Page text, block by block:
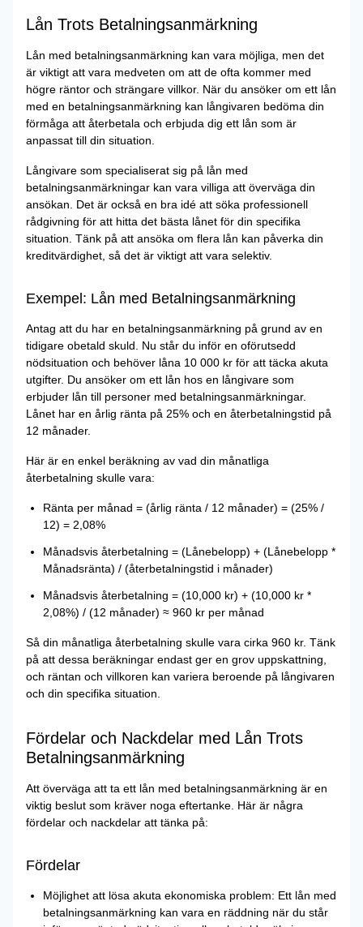
Lån Trots Betalningsanmärkning
Lån med betalningsanmärkning kan vara möjliga, men det
är viktigt att vara medveten om att de ofta kommer med
högre räntor och strängare villkor. När du ansöker om ett lån
med en betalningsanmärkning kan långivaren bedöma din
förmåga att återbetala och erbjuda dig ett lån som är
anpassat till din situation.
Långivare som specialiserat sig på lån med
betalningsanmärkningar kan vara villiga att överväga din
ansökan. Det är också en bra idé att söka professionell
rådgivning för att hitta det bästa lånet för din specifika
situation. Tänk på att ansöka om flera lån kan påverka din
kreditvärdighet, så det är viktigt att vara selektiv.
Exempel: Lån med Betalningsanmärkning
Antag att du har en betalningsanmärkning på grund av en
tidigare obetald skuld. Nu står du inför en oförutsedd
nödsituation och behöver låna 10 000 kr för att täcka akuta
utgifter. Du ansöker om ett lån hos en långivare som
erbjuder lån till personer med betalningsanmärkningar.
Lånet har en årlig ränta på 25% och en återbetalningstid på
12 månader.
Här är en enkel beräkning av vad din månatliga
återbetalning skulle vara:
Ränta per månad = (årlig ränta / 12 månader) = (25% /
12) = 2,08%
Månadsvis återbetalning = (Lånebelopp) + (Lånebelopp *
Månadsränta) / (återbetalningstid i månader)
Månadsvis återbetalning = (10,000 kr) + (10,000 kr *
2,08%) / (12 månader) ≈ 960 kr per månad
Så din månatliga återbetalning skulle vara cirka 960 kr. Tänk
på att dessa beräkningar endast ger en grov uppskattning,
och räntan och villkoren kan variera beroende på långivaren
och din specifika situation.
Fördelar och Nackdelar med Lån Trots
Betalningsanmärkning
Att överväga att ta ett lån med betalningsanmärkning är en
viktig beslut som kräver noga eftertanke. Här är några
fördelar och nackdelar att tänka på:
Fördelar
Möjlighet att lösa akuta ekonomiska problem: Ett lån med
betalningsanmärkning kan vara en räddning när du står